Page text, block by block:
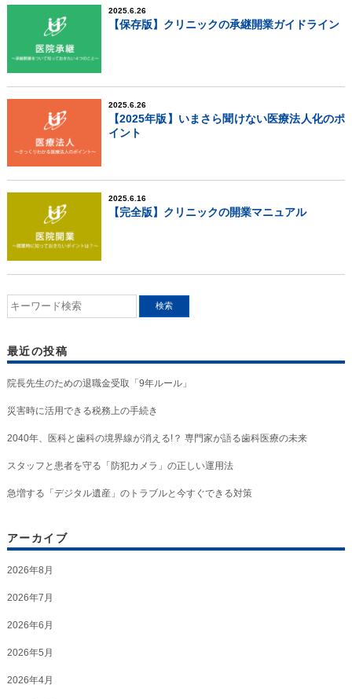
2025.6.26
【保存版】クリニックの承継開業ガイドライン
2025.6.26
【2025年版】いまさら聞けない医療法人化のポ
イント
2025.6.16
【完全版】クリニックの開業マニュアル
最近の投稿
院長先生のための退職金受取「9年ルール」
災害時に活用できる税務上の手続き
2040年、医科と歯科の境界線が消える!？ 専門家が語る歯科医療の未来
スタッフと患者を守る「防犯カメラ」の正しい運用法
急増する「デジタル遺産」のトラブルと今すぐできる対策
アーカイブ
2026年8月
2026年7月
2026年6月
2026年5月
2026年4月